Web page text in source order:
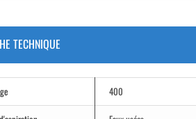
TECHNIQUE
400